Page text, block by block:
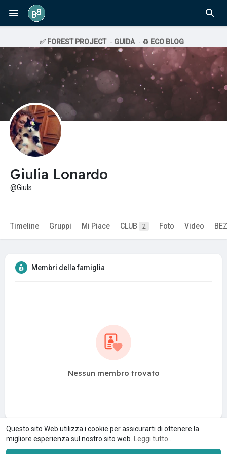
Questo sito Web utilizza i cookie per assicurarti di ottenere la
migliore esperienza sul nostro sito web.
Leggi tutto...
✅ FOREST PROJECT - GUIDA - ♻️ ECO BLOG
Giulia Lonardo
@Giuls
Timeline Gruppi Mi Piace CLUB 2 Foto Video BEZ
Membri della famiglia
Nessun membro trovato